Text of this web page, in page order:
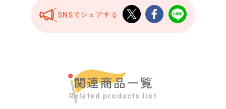
SNSでシェアする
関連商品一覧
Related products list